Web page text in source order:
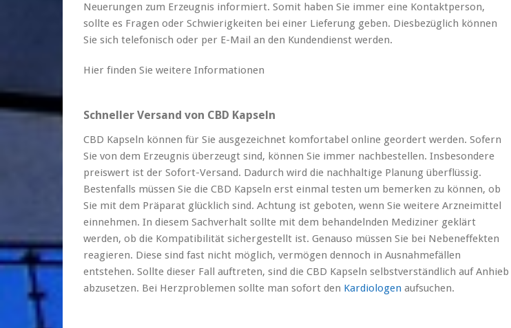
Neuerungen zum Erzeugnis informiert. Somit haben Sie immer eine Kontaktperson,
sollte es Fragen oder Schwierigkeiten bei einer Lieferung geben. Diesbezüglich können
Sie sich telefonisch oder per E-Mail an den Kundendienst werden.
Hier finden Sie weitere Informationen
Schneller Versand von CBD Kapseln
CBD Kapseln können für Sie ausgezeichnet komfortabel online geordert werden. Sofern
Sie von dem Erzeugnis überzeugt sind, können Sie immer nachbestellen. Insbesondere
preiswert ist der Sofort-Versand. Dadurch wird die nachhaltige Planung überflüssig.
Bestenfalls müssen Sie die CBD Kapseln erst einmal testen um bemerken zu können, ob
Sie mit dem Präparat glücklich sind. Achtung ist geboten, wenn Sie weitere Arzneimittel
einnehmen. In diesem Sachverhalt sollte mit dem behandelnden Mediziner geklärt
werden, ob die Kompatibilität sichergestellt ist. Genauso müssen Sie bei Nebeneffekten
reagieren. Diese sind fast nicht möglich, vermögen dennoch in Ausnahmefällen
entstehen. Sollte dieser Fall auftreten, sind die CBD Kapseln selbstverständlich auf Anhieb
abzusetzen. Bei Herzproblemen sollte man sofort den Kardiologen aufsuchen.